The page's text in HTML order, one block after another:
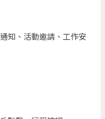
知、活動邀請、工作安